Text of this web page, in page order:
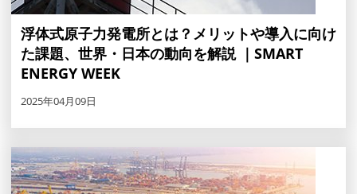
浮体式原子力発電所とは？メリットや導入に向け
た課題、世界・日本の動向を解説 ｜SMART
ENERGY WEEK
2025年04月09日